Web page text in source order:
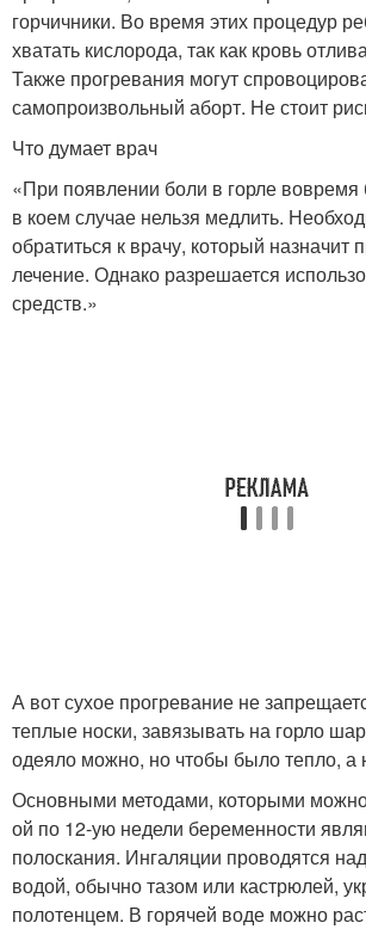
горчичники. Во время этих процедур
хватать кислорода, так как кровь
Также прогревания могут
самопроизвольный аборт. Не стоит
Что думает врач
«При появлении боли в горле вовремя
в коем случае нельзя медлить.
обратиться к врачу, который назначит
лечение. Однако разрешается
средств.»
А вот сухое прогревание не
теплые носки, завязывать на горло
одеяло можно, но чтобы было тепло, а
Основными методами, которыми можно
ой по 12-ую недели беременности
полоскания. Ингаляции проводятся
водой, обычно тазом или кастрюлей,
полотенцем. В горячей воде можно